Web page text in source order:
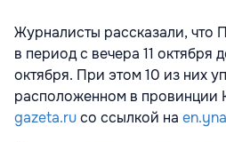
Журналисты рассказали, что
в период с вечера 11 октября
октября. При этом 10 из них
расположенном в провинции
gazeta.ruсо ссылкой на